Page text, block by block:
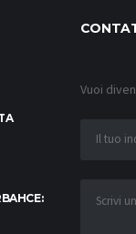
Vuoi